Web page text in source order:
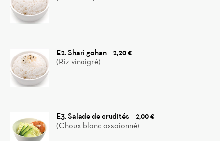
E2. Shari gohan
2,20 €
(Riz vinaigré)
E3. Salade de crudités
2,00 €
(Choux blanc assaionné)